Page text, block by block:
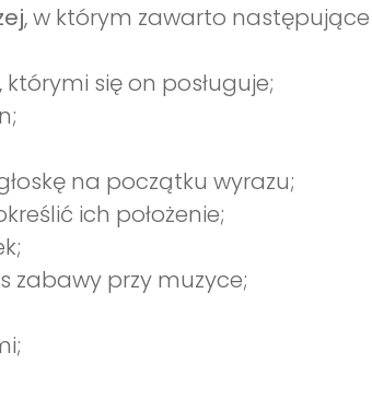
, w którym zawarto następujące
się on posługuje;
na początku wyrazu;
ich położenie;
zabawy przy muzyce;